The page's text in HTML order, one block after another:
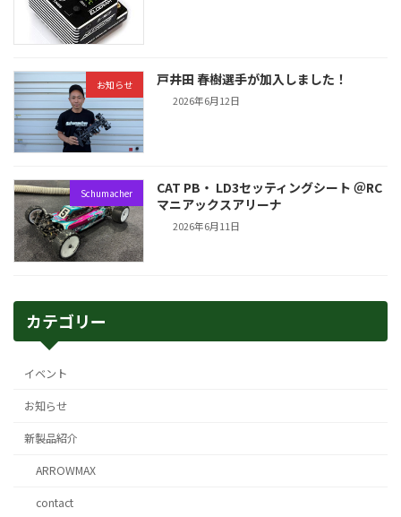
お知らせ 戸井田 春樹選手が加入しました！
2026年6月12日
Schumacher
CAT PB・ LD3セッティングシート ＠RC
マニアックスアリーナ
2026年6月11日
カテゴリー
イベント
お知らせ
新製品紹介
ARROWMAX
contact